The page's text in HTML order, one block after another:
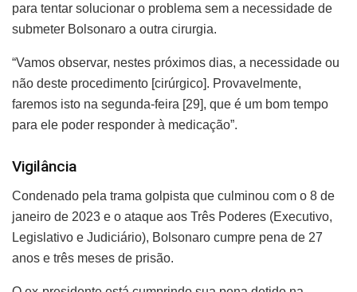
para tentar solucionar o problema sem a necessidade de
submeter Bolsonaro a outra cirurgia.
“Vamos observar, nestes próximos dias, a necessidade ou
não deste procedimento [cirúrgico]. Provavelmente,
faremos isto na segunda-feira [29], que é um bom tempo
para ele poder responder à medicação”.
Vigilância
Condenado pela trama golpista que culminou com o 8 de
janeiro de 2023 e o ataque aos Três Poderes (Executivo,
Legislativo e Judiciário), Bolsonaro cumpre pena de 27
anos e três meses de prisão.